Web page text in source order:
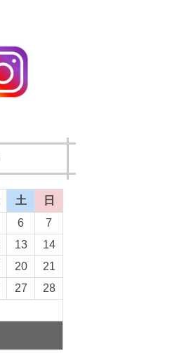
土
日
6
7
13
14
20
21
27
28